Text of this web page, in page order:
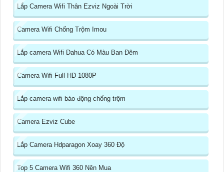
Lắp Camera Wifi Thân Ezviz Ngoài Trời
Camera Wifi Chống Trộm Imou
Lắp camera Wifi Dahua Có Màu Ban Đêm
Camera Wifi Full HD 1080P
Lắp camera wifi báo động chống trộm
Camera Ezviz Cube
Lắp Camera Hdparagon Xoay 360 Độ
Top 5 Camera Wifi 360 Nên Mua